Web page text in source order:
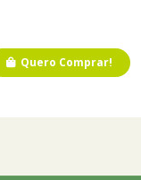
Quero Comprar!